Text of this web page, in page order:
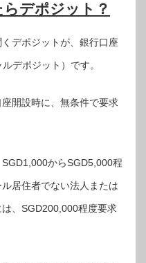
デポジット？
デポジットが、銀行口座
デポジット）です。
開設時に、無条件で要求
からSGD5,000程
居住者でない法人または
、SGD200,000程度要求